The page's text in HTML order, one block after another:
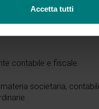
Accetta tutti
contabile e fiscale
societaria,